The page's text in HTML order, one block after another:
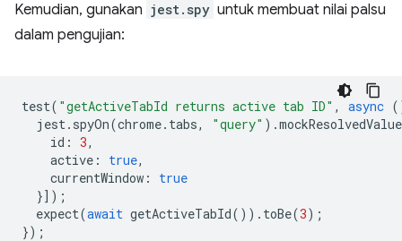
Kemudian, gunakan jest.spy untuk membuat nilai palsu
dalam pengujian:
test( "getActiveTabId returns active tab ID" , async
jest. spyOn(chrome. tabs, "query" ).mockResolvedValue
id : 3,
active : true,
currentWindow :
true
}]);
expect(await getActiveTabId()). toBe(3);
});